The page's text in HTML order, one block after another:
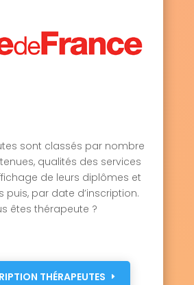
sont classés par nombre
qualités des services
de leurs diplômes et
puis, par date d’inscription.
êtes thérapeute ?
THÉRAPEUTES